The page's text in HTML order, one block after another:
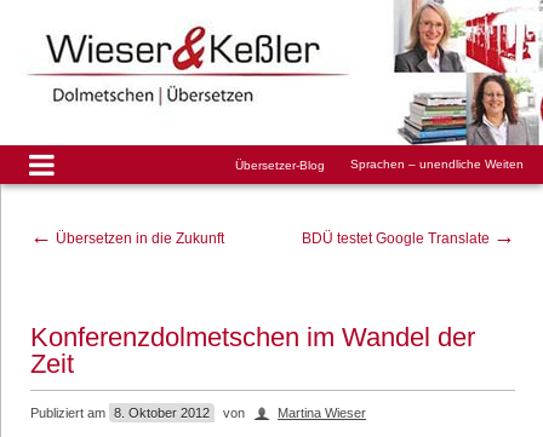
Übersetzer-Blog Sprachen – unendliche Weiten
← Übersetzen in die Zukunft BDÜ testet Google Translate →
Konferenzdolmetschen im Wandel der
Zeit
Publiziert am 8. Oktober 2012 von Martina Wieser